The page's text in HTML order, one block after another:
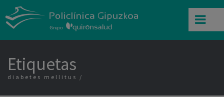
Etiquetas
diabetes mellitus